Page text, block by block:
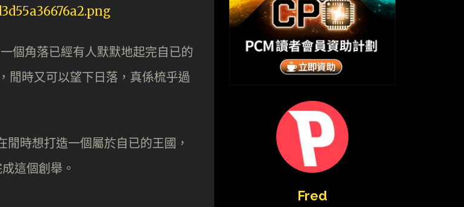
個角落已經有人默默地起完自已的
閒時又可以望下日落，真係梳乎過
時想打造一個屬於自已的王國，
這個創舉。
Fred